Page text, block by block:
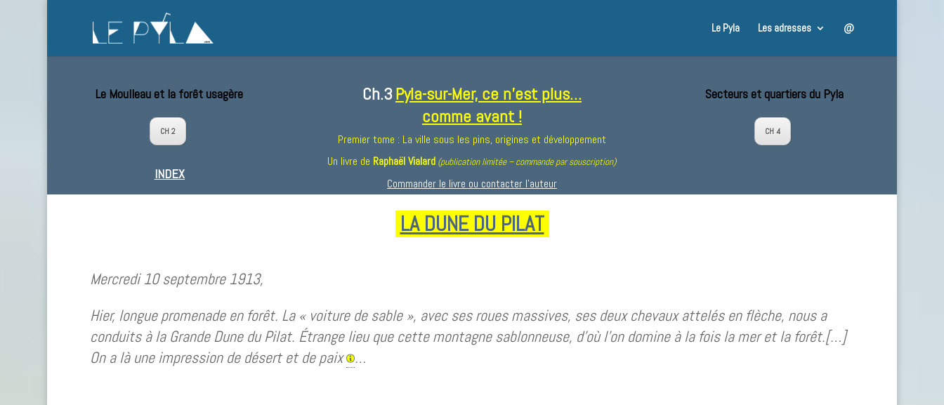
Le Pyla Les adresses @
Le Moulleau et la forêt usagère
CH 2
INDEX
Ch.3Pyla-sur-Mer, ce n’est plus…
comme avant !
Premier tome : La ville sous les pins, origines et développement
Un livre de Raphaël Vialard (publication limitée – commande par souscription)
Commander le livre ou contacter l’auteur
Secteurs et quartiers du Pyla
CH 4
LA DUNE DU PILAT
Mercredi 10 septembre 1913,
Hier, longue promenade en forêt. La « voiture de sable », avec ses roues massives, ses deux chevaux attelés en flèche, nous a
conduits à la Grande Dune du Pilat. Étrange lieu que cette montagne sablonneuse, d’où l’on domine à la fois la mer et la forêt.[…]
On a là une impression de désert et de paix
…